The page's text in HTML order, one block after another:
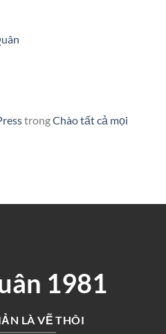
trongChào tất cả mọi
1981
LÀ VẼ THÔI